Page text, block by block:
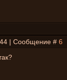
| Сообщение # 6